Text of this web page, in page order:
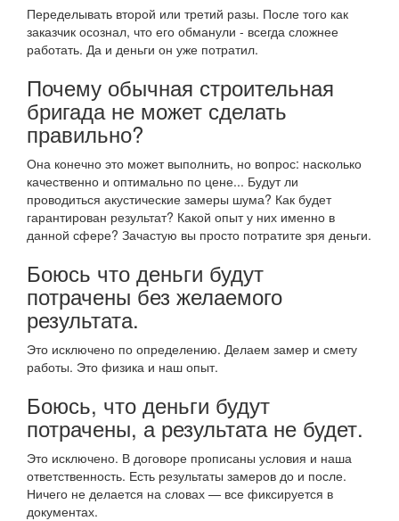
Переделывать второй или третий разы. После того как
заказчик осознал, что его обманули - всегда сложнее
работать. Да и деньги он уже потратил.
Почему обычная строительная
бригада не может сделать
правильно?
Она конечно это может выполнить, но вопрос: насколько
качественно и оптимально по цене... Будут ли
проводиться акустические замеры шума? Как будет
гарантирован результат? Какой опыт у них именно в
данной сфере? Зачастую вы просто потратите зря деньги.
Боюсь что деньги будут
потрачены без желаемого
результата.
Это исключено по определению. Делаем замер и смету
работы. Это физика и наш опыт.
Боюсь, что деньги будут
потрачены, а результата не будет.
Это исключено. В договоре прописаны условия и наша
ответственность. Есть результаты замеров до и после.
Ничего не делается на словах — все фиксируется в
документах.